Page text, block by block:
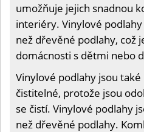
umožňuje jejich snadnou
interiéry. Vinylové
než dřevěné podlahy, což
domácnosti s dětmi nebo
Vinylové podlahy jsou
čistitelné, protože jsou
se čistí. Vinylové podlahy
než dřevěné podlahy.